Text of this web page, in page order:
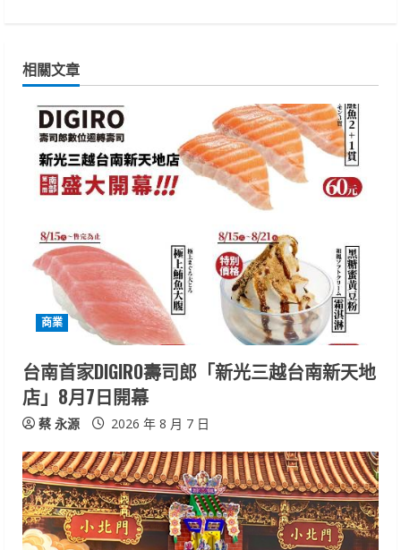
n
a
n
g
相關文章
商業
台南首家DIGIRO壽司郎「新光三越台南新天地
店」8月7日開幕
蔡 永源 2026 年 8 月 7 日